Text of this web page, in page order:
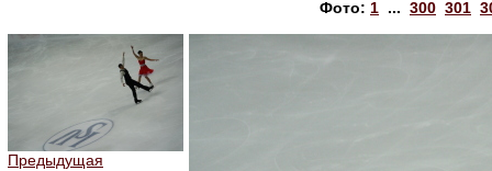
Фото: 1 ... 300 301
Предыдущая